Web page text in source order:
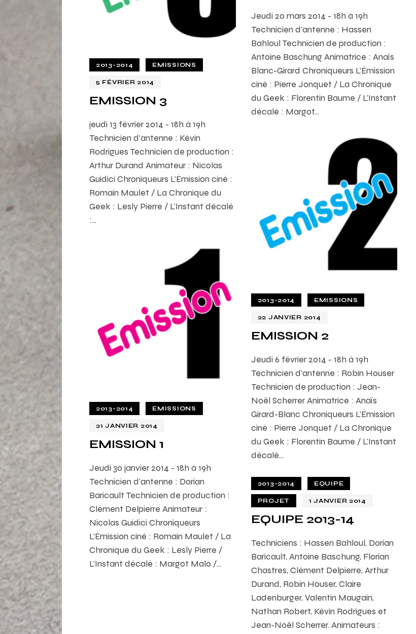
Jeudi 20 mars 2014 - 18h à 19h
Technicien d'antenne : Hassen
Bahloul Technicien de production :
Antoine Baschung Animatrice : Anaïs
Blanc-Girard Chroniqueurs L’Émission
ciné : Pierre Jonquet / La Chronique
du Geek : Florentin Baume / L'Instant
décalé : Margot…
2013-2014 EMISSIONS
5 FÉVRIER 2014
EMISSION 3
jeudi 13 février 2014 - 18h à 19h
Technicien d'antenne : Kévin
Rodrigues Technicien de production :
Arthur Durand Animateur : Nicolas
Guidici Chroniqueurs L’Émission ciné :
Romain Maulet / La Chronique du
Geek : Lesly Pierre / L'Instant décalé
:…
2013-2014 EMISSIONS
22 JANVIER 2014
EMISSION 2
Jeudi 6 février 2014 - 18h à 19h
Technicien d'antenne : Robin Houser
Technicien de production : Jean-
Noël Scherrer Animatrice : Anaïs
Girard-Blanc Chroniqueurs L’Émission
ciné : Pierre Jonquet / La Chronique
du Geek : Florentin Baume / L'Instant
décalé…
2013-2014 EMISSIONS
21 JANVIER 2014
EMISSION 1
Jeudi 30 janvier 2014 - 18h à 19h
Technicien d'antenne : Dorian
Baricault Technicien de production :
Clément Delpierre Animateur :
Nicolas Guidici Chroniqueurs
L’Émission ciné : Romain Maulet / La
Chronique du Geek : Lesly Pierre /
L'Instant décalé : Margot Malo /…
2013-2014 EQUIPE
PROJET 1 JANVIER 2014
EQUIPE 2013-14
Techniciens : Hassen Bahloul, Dorian
Baricault, Antoine Baschung, Florian
Chastres, Clément Delpierre, Arthur
Durand, Robin Houser, Claire
Ladenburger, Valentin Maugain,
Nathan Robert, Kévin Rodrigues et
Jean-Noël Scherrer. Animateurs :